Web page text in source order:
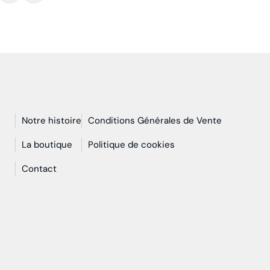
Notre histoire
La boutique
Contact
Conditions Générales de Vente
Politique de cookies